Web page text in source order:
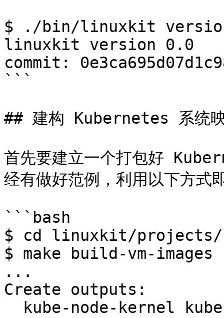
$ ./bin/linuxkit
linuxkit version 0.0
commit:
```
## 建构 Kubernetes 系统
首先要建立一个打包好
经有做好范例，利用以下方式
```bash
$ cd linuxkit/projects/
$ make build-vm-images
...
Create outputs: